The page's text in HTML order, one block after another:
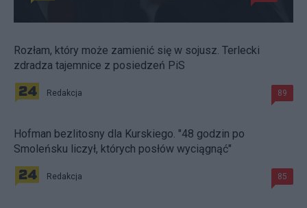
Rozłam, który może zamienić się w sojusz. Terlecki
zdradza tajemnice z posiedzeń PiS
Redakcja 89
Hofman bezlitosny dla Kurskiego. "48 godzin po
Smoleńsku liczył, których posłów wyciągnąć"
Redakcja 85